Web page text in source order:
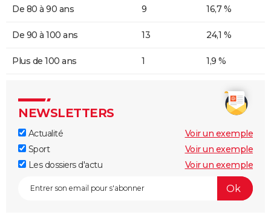
De 80 à 90 ans 9 16,7 %
De 90 à 100 ans 13 24,1 %
Plus de 100 ans 1 1,9 %
NEWSLETTERS
Actualité
Voir un exemple
Sport
Voir un exemple
Les dossiers d'actu
Voir un exemple